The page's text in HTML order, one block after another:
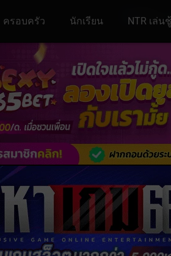
ครอบครัว นักเรียน NTR เล่นชู้